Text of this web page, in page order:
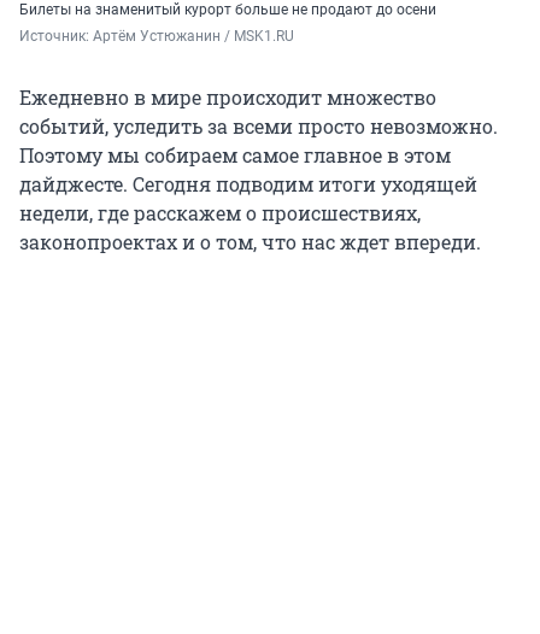
Билеты на знаменитый курорт больше не продают до осени
Источник: Артём Устюжанин / MSK1.RU
Ежедневно в мире происходит множество
событий, уследить за всеми просто невозможно.
Поэтому мы собираем самое главное в этом
дайджесте. Сегодня подводим итоги уходящей
недели, где расскажем о происшествиях,
законопроектах и о том, что нас ждет впереди.